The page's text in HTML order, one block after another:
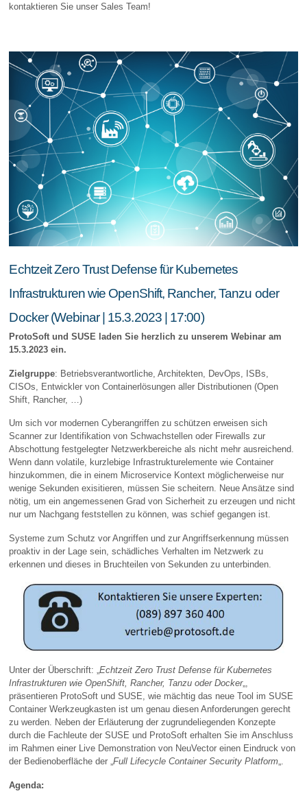
kontaktieren Sie unser Sales Team!
Echtzeit Zero Trust Defense für Kubernetes
Infrastrukturen wie OpenShift, Rancher, Tanzu oder
Docker (Webinar | 15.3.2023 | 17:00)
ProtoSoft und SUSE laden Sie herzlich zu unserem Webinar am
15.3.2023 ein.
Zielgruppe: Betriebsverantwortliche, Architekten, DevOps, ISBs,
CISOs, Entwickler von Containerlösungen aller Distributionen (Open
Shift, Rancher, …)
Um sich vor modernen Cyberangriffen zu schützen erweisen sich
Scanner zur Identifikation von Schwachstellen oder Firewalls zur
Abschottung festgelegter Netzwerkbereiche als nicht mehr ausreichend.
Wenn dann volatile, kurzlebige Infrastrukturelemente wie Container
hinzukommen, die in einem Microservice Kontext möglicherweise nur
wenige Sekunden exisitieren, müssen Sie scheitern. Neue Ansätze sind
nötig, um ein angemessenen Grad von Sicherheit zu erzeugen und nicht
nur um Nachgang feststellen zu können, was schief gegangen ist.
Systeme zum Schutz vor Angriffen und zur Angriffserkennung müssen
proaktiv in der Lage sein, schädliches Verhalten im Netzwerk zu
erkennen und dieses in Bruchteilen von Sekunden zu unterbinden.
Unter der Überschrift: „Echtzeit Zero Trust Defense für Kubernetes
Infrastrukturen wie OpenShift, Rancher, Tanzu oder Docker„,
präsentieren ProtoSoft und SUSE, wie mächtig das neue Tool im SUSE
Container Werkzeugkasten ist um genau diesen Anforderungen gerecht
zu werden. Neben der Erläuterung der zugrundeliegenden Konzepte
durch die Fachleute der SUSE und ProtoSoft erhalten Sie im Anschluss
im Rahmen einer Live Demonstration von NeuVector einen Eindruck von
der Bedienoberfläche der „Full Lifecycle Container Security Platform„.
Agenda: